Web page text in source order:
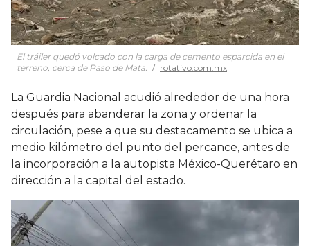
El tráiler quedó volcado con la carga de cemento esparcida en el
terreno, cerca de Paso de Mata.
rotativo.com.mx
La Guardia Nacional acudió alrededor de una hora
después para abanderar la zona y ordenar la
circulación, pese a que su destacamento se ubica a
medio kilómetro del punto del percance, antes de
la incorporación a la autopista México-Querétaro en
dirección a la capital del estado.